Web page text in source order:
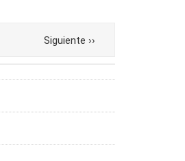
Siguiente ››